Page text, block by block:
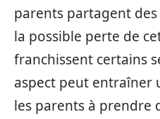
parents partagent
la possible perte de
franchissent certains
aspect peut entraîner
les parents à prendre